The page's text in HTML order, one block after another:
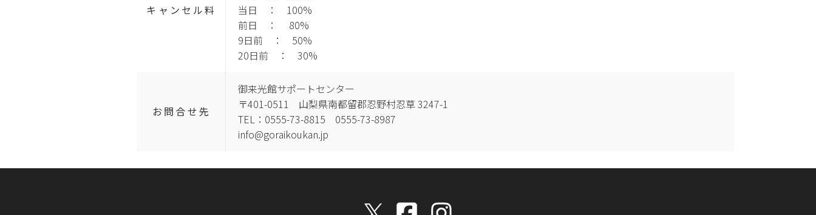
キャンセル料
当日 ： 100%
前日 ： 80%
9日前 ： 50%
20日前 ： 30%
お問合せ先
御来光館サポートセンター
〒401-0511 山梨県南都留郡忍野村忍草 3247-1
TEL：0555-73-8815 0555-73-8987
info@goraikoukan.jp